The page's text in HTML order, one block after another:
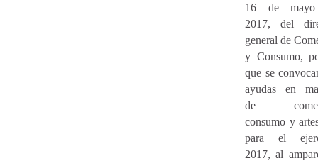
16 de
2017, del
general de
y Consumo,
que se
ayudas en
de
consumo y
para el
2017, al